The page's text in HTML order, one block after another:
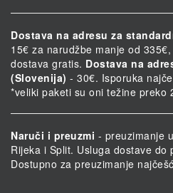
Dostava na adresu za
15€ za narudžbe manje od
dostava gratis. Dostava na
(Slovenija) - 30€. Isporuka
*veliki paketi su oni težine preko
Naruči i preuzmi - preuzimanje
Rijeka i Split. Usluga dostave do
Dostupno za preuzimanje